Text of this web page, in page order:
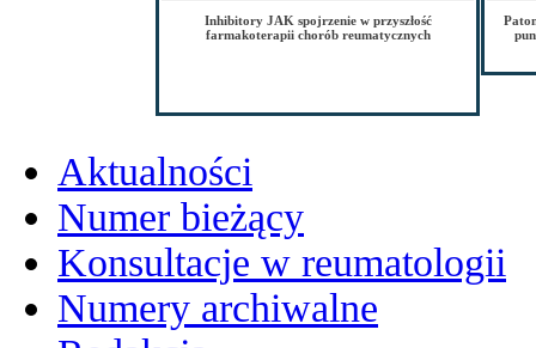
Inhibitory JAK spojrzenie w przyszłość
farmakoterapii chorób reumatycznych
Aktualności
Numer bieżący
Konsultacje w reumatologii
Numery archiwalne